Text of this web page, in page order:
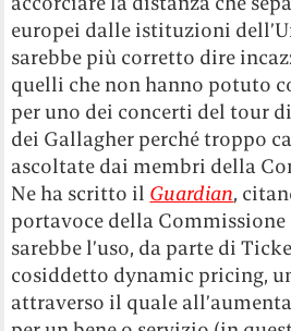
europei dalle istituzioni
sarebbe più corretto dire
quelli che non hanno potuto
per uno dei concerti del tour
dei Gallagher perché troppo
ascoltate dai membri della
Ne ha scritto il Guardian,
portavoce della Commissione
sarebbe l’uso, da parte di
cosiddetto dynamic pricing,
attraverso il quale